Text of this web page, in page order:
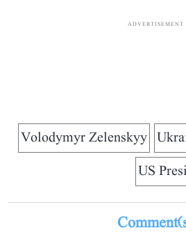
ADVERTISEMENT
Volodymyr Zelenskyy
US